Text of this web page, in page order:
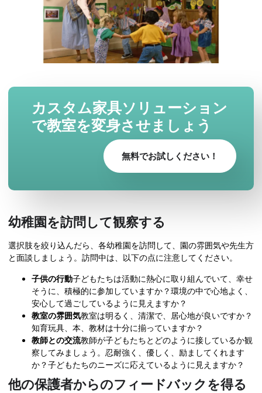
カスタム家具ソリューション
で教室を変身させましょう
無料でお試しください！
幼稚園を訪問して観察する
選択肢を絞り込んだら、各幼稚園を訪問して、園の雰囲気や先生方
と面談しましょう。訪問中は、以下の点に注意してください。
子供の行動子どもたちは活動に熱心に取り組んでいて、幸せ
そうに、積極的に参加していますか？環境の中で心地よく、
安心して過ごしているように見えますか？
教室の雰囲気教室は明るく、清潔で、居心地が良いですか？
知育玩具、本、教材は十分に揃っていますか？
教師との交流教師が子どもたちとどのように接しているか観
察してみましょう。忍耐強く、優しく、励ましてくれます
か？子どもたちのニーズに応えているように見えますか？
他の保護者からのフィードバックを得る